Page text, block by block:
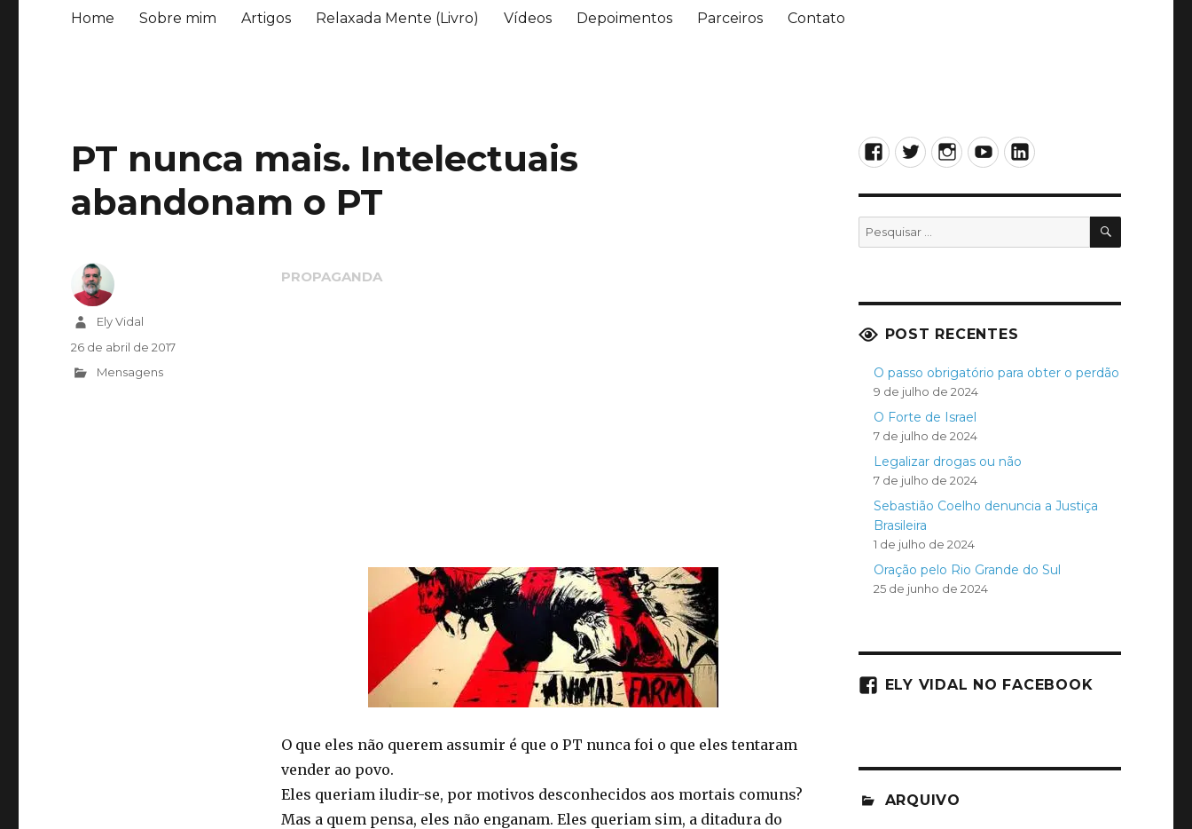
Home Sobre mim Artigos Relaxada Mente (Livro) Vídeos Depoimentos Parceiros Contato
PT nunca mais. Intelectuais
abandonam o PT
O que eles não querem assumir é que o PT nunca foi o que eles tentaram
vender ao povo.
Eles queriam iludir-se, por motivos desconhecidos aos mortais comuns?
Mas a quem pensa, eles não enganam. Eles queriam sim, a ditadura do
AutorEly Vidal
Publicado
em
26 de abril de 2017
Categorias
Mensagens
Facebook
TwitterInstagram
YouTubeLinkedIn
Pesquisar
por:
POST RECENTES
O passo obrigatório para obter o perdão
9 de julho de 2024
O Forte de Israel
7 de julho de 2024
Legalizar drogas ou não
7 de julho de 2024
Sebastião Coelho denuncia a Justiça
Brasileira
1 de julho de 2024
Oração pelo Rio Grande do Sul
25 de junho de 2024
ELY VIDAL NO FACEBOOK
ARQUIVO